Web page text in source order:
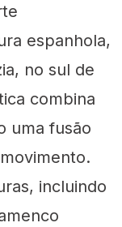
espanhola,
no sul de
combina
uma fusão
incluindo